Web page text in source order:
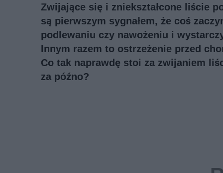
Zwijające się i zniekształcone liście
są pierwszym sygnałem, że coś
podlewaniu czy nawożeniu i
Innym razem to ostrzeżenie przed
Co tak naprawdę stoi za zwijaniem
za późno?